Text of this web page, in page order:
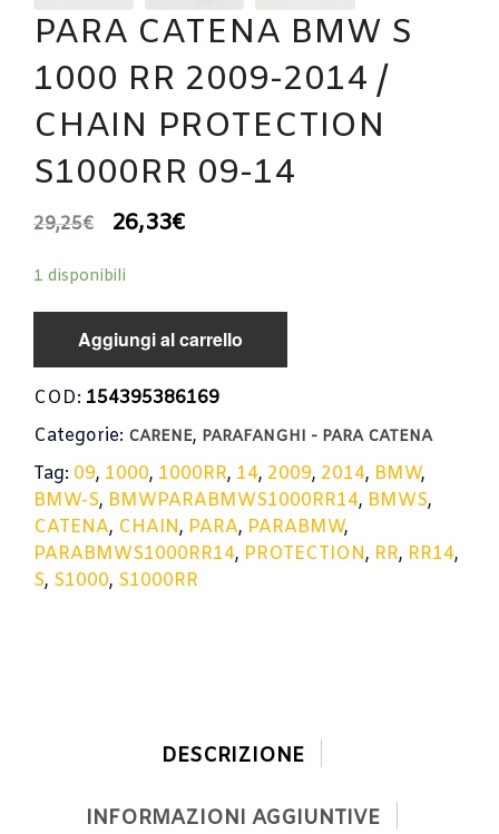
PARA CATENA BMW S
1000 RR 2009-2014 /
CHAIN PROTECTION
S1000RR 09-14
29,25€ 26,33€
1 disponibili
Aggiungi al carrello
COD: 154395386169
Categorie: CARENE, PARAFANGHI - PARA CATENA
Tag: 09, 1000, 1000RR, 14, 2009, 2014, BMW,
BMW-S, BMWPARABMWS1000RR14, BMWS,
CATENA, CHAIN, PARA, PARABMW,
PARABMWS1000RR14, PROTECTION, RR, RR14,
S, S1000, S1000RR
DESCRIZIONE
INFORMAZIONI AGGIUNTIVE